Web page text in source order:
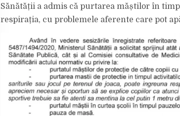
Sănătății a admis că purtarea măștilor în
respirația, cu problemele aferente care pot